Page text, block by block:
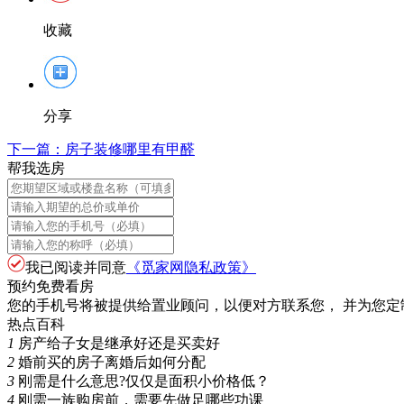
收藏
分享
下一篇： 房子装修哪里有甲醛
帮我选房
我已阅读并同意 《觅家网隐私政策》
预约免费看房
您的手机号将被提供给置业顾问，以便对方联系您， 并为您定
热点百科
1 房产给子女是继承好还是买卖好
2 婚前买的房子离婚后如何分配
3 刚需是什么意思?仅仅是面积小价格低？
4 刚需一族购房前，需要先做足哪些功课